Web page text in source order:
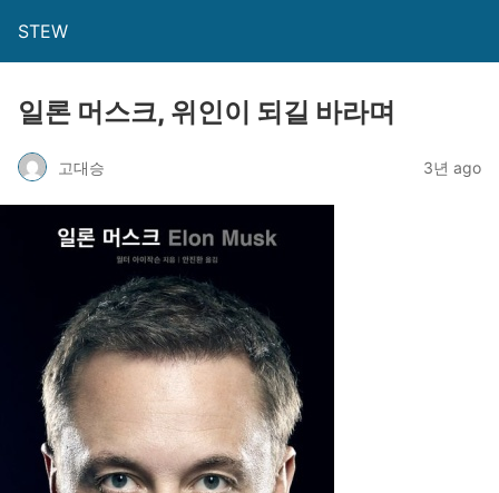
STEW
일론 머스크, 위인이 되길 바라며
고대승 3년 ago